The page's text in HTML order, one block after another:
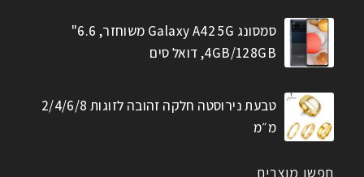
סמסונג Galaxy A42 5G משוחזר, 6.6"
4GB/128GB, דואל סים
טבעת נירוסטה חלקה זהובה לזוגות 2/4/6/8
מ״מ
חפשו מוצרים